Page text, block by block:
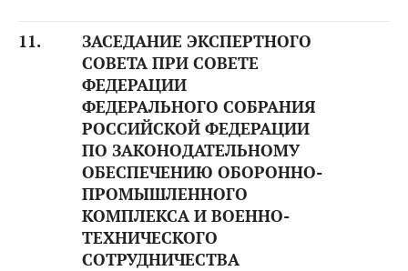
11.
ЗАСЕДАНИЕ ЭКСПЕРТНОГО
СОВЕТА ПРИ СОВЕТЕ
ФЕДЕРАЦИИ
ФЕДЕРАЛЬНОГО СОБРАНИЯ
РОССИЙСКОЙ ФЕДЕРАЦИИ
ПО ЗАКОНОДАТЕЛЬНОМУ
ОБЕСПЕЧЕНИЮ ОБОРОННО-
ПРОМЫШЛЕННОГО
КОМПЛЕКСА И ВОЕННО-
ТЕХНИЧЕСКОГО
СОТРУДНИЧЕСТВА